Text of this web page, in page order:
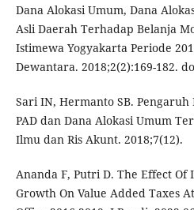
Dana Alokasi Umum, Dana
Asli Daerah Terhadap Belanja
Istimewa Yogyakarta Periode
Dewantara. 2018;2(2):169-182.
Sari IN, Hermanto SB.
PAD dan Dana Alokasi Umum
Ilmu dan Ris Akunt. 2018;7(12).
Ananda F, Putri D. The Effect
Growth On Value Added Taxes